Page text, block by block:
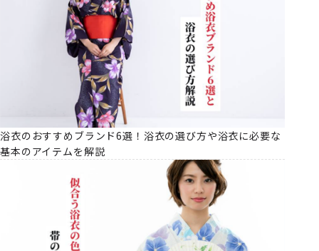
浴衣のおすすめブランド6選！浴衣の選び方や浴衣に必要な
基本のアイテムを解説